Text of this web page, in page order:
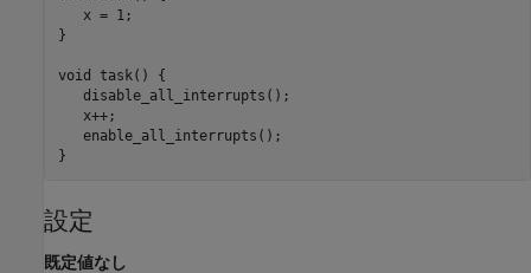
x
}
void task() {
   disable_all_interrupts();
   x++;
   enable_all_interrupts();
}
設定
既定値なし